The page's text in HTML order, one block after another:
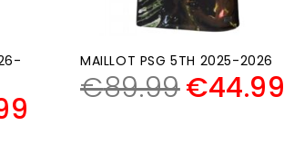
MAILLOT PSG 5TH 2025-2026
€89.99€44.99